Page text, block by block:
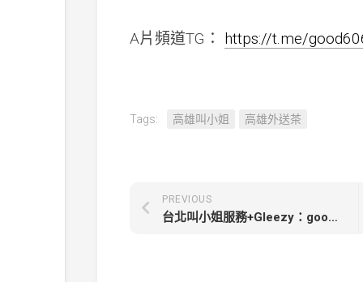
A片頻道TG： https://t.me/
Tags: 高雄叫小姐 高雄外送茶
PREVIOUS
台北叫小姐服務+Gleezy：good6060 TG：good6060【達拉】158.45.D.23歲賢慧嫩妻